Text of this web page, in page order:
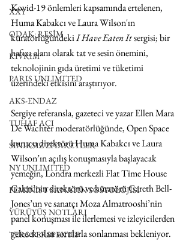
XXY
ODAK: RESİM
KIVRIM
PARIS UNLIMITED
AKS-ENDAZ
TUHAF AÇI
SINIRSIZ ZİYARETLER
NY UNLIMITED
FEMİNİST SANATIN SOSYOLOJİSİ
YÜRÜYÜŞ NOTLARI
TERS PERSPEKTİF
Kovid-19 önlemleri kapsamında ertelenen,
Huma Kabakcı ve Laura Wilson'ın
küratörlüğündeki I Have Eaten It sergisi; bir
hafıza alanı olarak tat ve sesin önemini,
teknolojinin gıda üretimi ve tüketimi
üzerindeki etkisini araştırıyor.
Sergiye referansla, gazeteci ve yazar Ellen Mara
De Wachter moderatörlüğünde, Open Space
kurucu direktörü Huma Kabakcı ve Laura
Wilson’ın açılış konuşmasıyla başlayacak
yemeğin, Londra merkezli Flat Time House
Galeri’nin direktörü ve küratörü Gareth Bell-
Jones’un ve sanatçı Moza Almatrooshi’nin
panel konuşması ile ilerlemesi ve izleyicilerden
gelecek olan sorularla sonlanması bekleniyor.